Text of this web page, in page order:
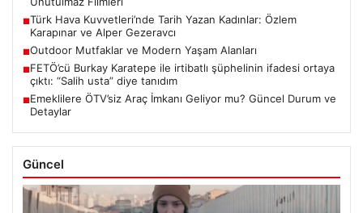
■Türk Hava Kuvvetleri’nde Tarih Yazan Kadınlar: Özlem
Karapınar ve Alper Gezeravcı
■Outdoor Mutfaklar ve Modern Yaşam Alanları
■FETÖ’cü Burkay Karatepe ile irtibatlı şüphelinin ifadesi ortaya
çıktı: “Salih usta” diye tanıdım
■Emeklilere ÖTV’siz Araç İmkanı Geliyor mu? Güncel Durum ve
Detaylar
Güncel